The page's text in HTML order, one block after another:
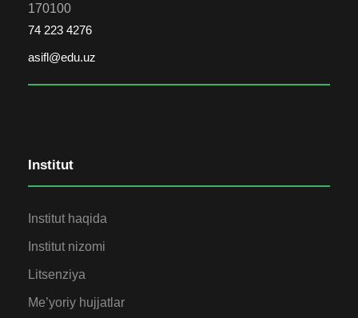
170100
74 223 4276
asifl@edu.uz
Institut
Institut haqida
Institut nizomi
Litsenziya
Me’yoriy hujjatlar